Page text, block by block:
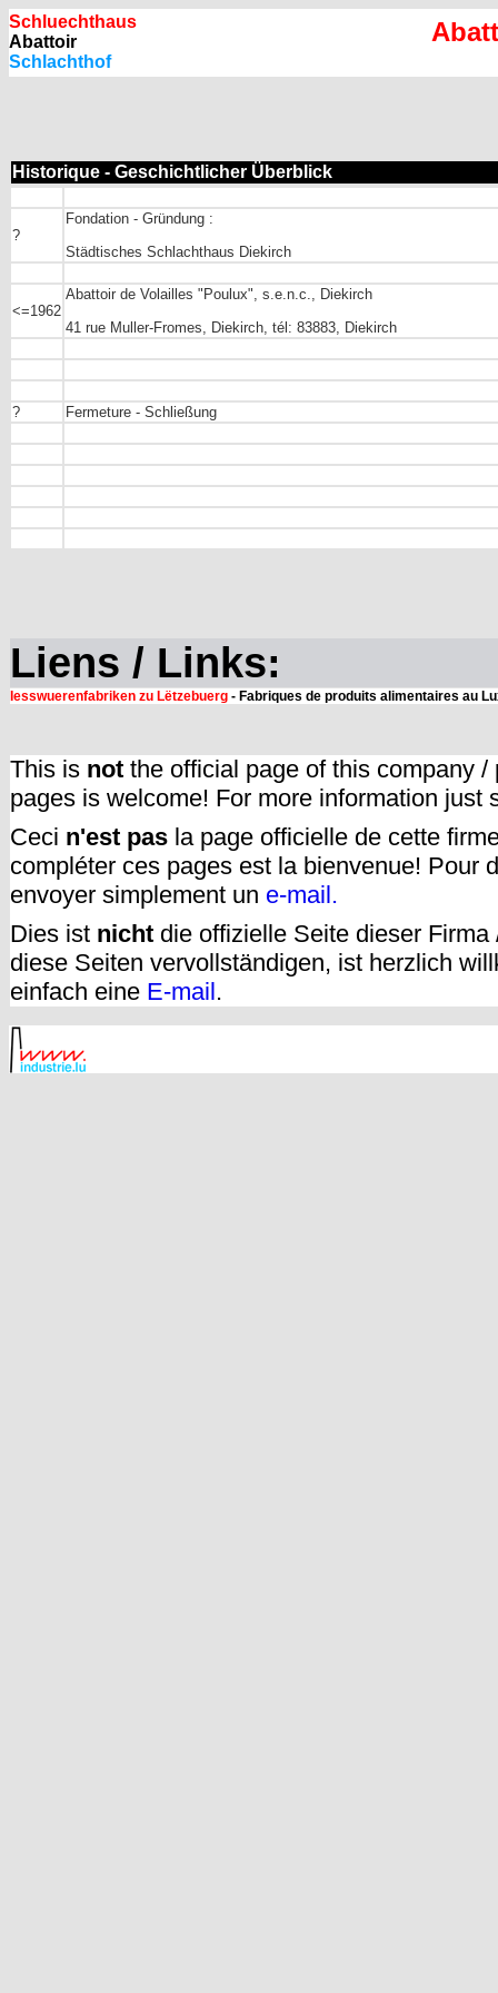
Schluechthaus
Abattoir
Schlachthof
Historique - Geschichtlicher Überblick
?
Fondation - Gründung :
Städtisches Schlachthaus Diekirch
<=1962
Abattoir de Volailles "Poulux", s.e.n.c., Diekirch
41 rue Muller-Fromes, Diekirch, tél: 83883, Diekirch
? Fermeture - Schließung
Liens / Links:
Iesswuerenfabriken zu Lëtzebuerg - Fabriques de produits alimentaires au
This is not the official page of this company
pages is welcome! For more information just
Ceci n'est pas la page officielle de cette
compléter ces pages est la bienvenue! Pour
envoyer simplement un e-mail.
Dies ist nicht die offizielle Seite dieser
diese Seiten vervollständigen, ist herzlich
einfach eine E-mail .